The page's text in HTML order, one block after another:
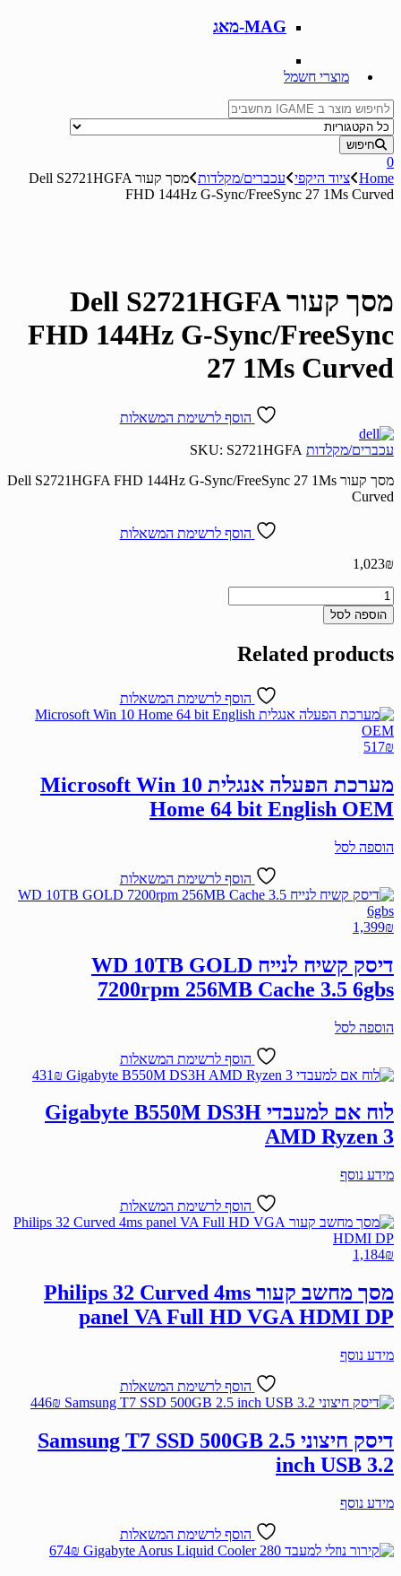
MAG-מאג
מוצרי חשמל
Search for:
חיפוש
0
Home ציוד היקפי עכברים/מקלדות
מסך קעור Dell S2721HGFA
FHD 144Hz G-Sync/FreeSync 27 1Ms Curved
מסך קעור Dell S2721HGFA
FHD 144Hz G-Sync/FreeSync
27 1Ms Curved
הוסף לרשימת המשאלות
עכברים/מקלדות SKU: S2721HGFA
מסך קעור Dell S2721HGFA FHD 144Hz G-Sync/FreeSync 27 1Ms
Curved
הוסף לרשימת המשאלות
1,023₪
כמות
של
מסך
Dell
144Hz
G-
Sync/FreeSync
27
Curved
הוספה לסל
Related products
הוסף לרשימת המשאלות
517₪
מערכת הפעלה אנגלית Microsoft Win 10
Home 64 bit English OEM
הוספה לסל
הוסף לרשימת המשאלות
1,399₪
דיסק קשיח לנייח WD 10TB GOLD
7200rpm 256MB Cache 3.5 6gbs
הוספה לסל
הוסף לרשימת המשאלות
431 ₪
לוח אם למעבדי Gigabyte B550M DS3H
AMD Ryzen 3
מידע נוסף
הוסף לרשימת המשאלות
1,184₪
מסך מחשב קעור Philips 32 Curved 4ms
panel VA Full HD VGA HDMI DP
מידע נוסף
הוסף לרשימת המשאלות
446₪
דיסק חיצוני Samsung T7 SSD 500GB 2.5
inch USB 3.2
מידע נוסף
הוסף לרשימת המשאלות
674₪